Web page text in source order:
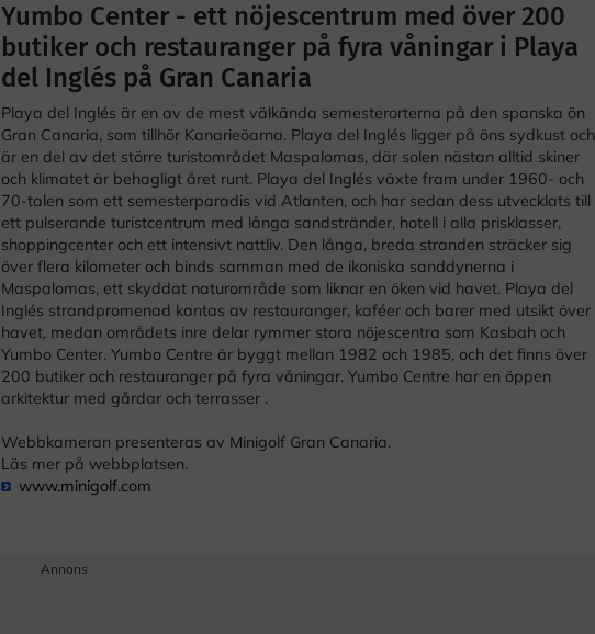
Yumbo Center - ett nöjescentrum med över 200
butiker och restauranger på fyra våningar i Playa
del Inglés på Gran Canaria
Playa del Inglés är en av de mest välkända semesterorterna på den spanska ön
Gran Canaria, som tillhör Kanarieöarna. Playa del Inglés ligger på öns sydkust och
är en del av det större turistområdet Maspalomas, där solen nästan alltid skiner
och klimatet är behagligt året runt. Playa del Inglés växte fram under 1960- och
70-talen som ett semesterparadis vid Atlanten, och har sedan dess utvecklats till
ett pulserande turistcentrum med långa sandstränder, hotell i alla prisklasser,
shoppingcenter och ett intensivt nattliv. Den långa, breda stranden sträcker sig
över flera kilometer och binds samman med de ikoniska sanddynerna i
Maspalomas, ett skyddat naturområde som liknar en öken vid havet. Playa del
Inglés strandpromenad kantas av restauranger, kaféer och barer med utsikt över
havet, medan områdets inre delar rymmer stora nöjescentra som Kasbah och
Yumbo Center. Yumbo Centre är byggt mellan 1982 och 1985, och det finns över
200 butiker och restauranger på fyra våningar. Yumbo Centre har en öppen
arkitektur med gårdar och terrasser .
Webbkameran presenteras av Minigolf Gran Canaria.
Läs mer på webbplatsen.
www.minigolf.com
Annons